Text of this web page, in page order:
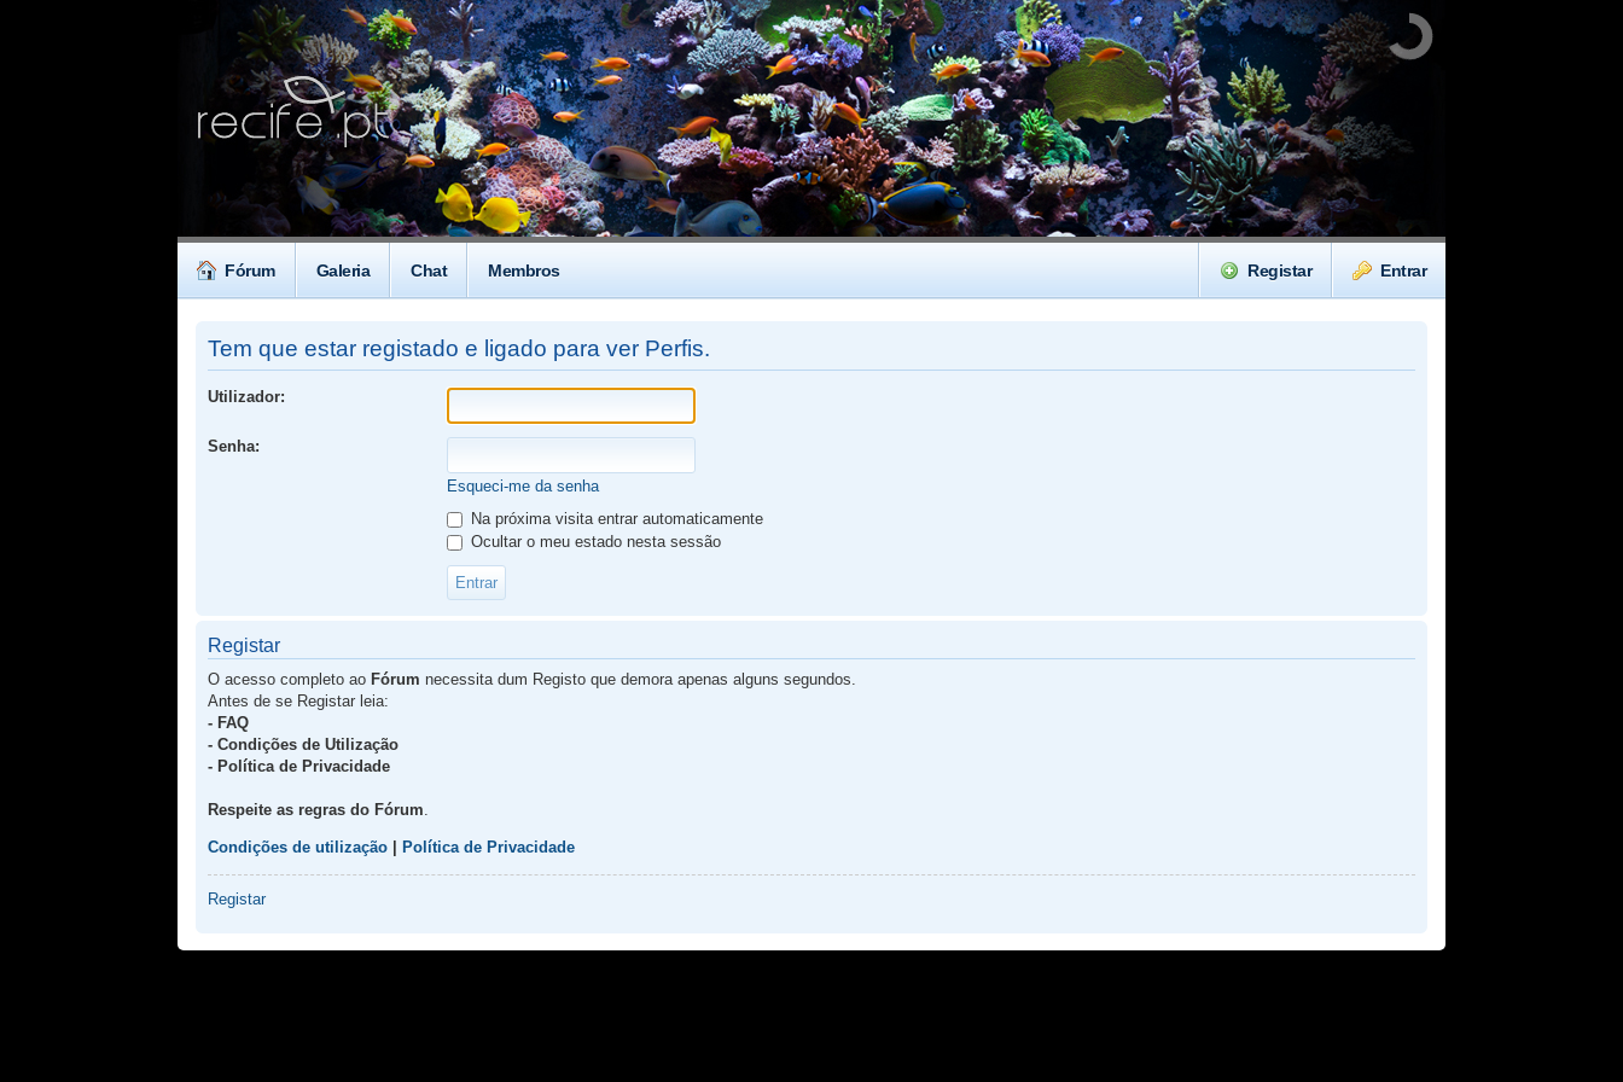
Fórum Galeria Chat Membros Entrar
Registar
Tem que estar registado e ligado para ver Perfis.
Utilizador:
Senha:
Esqueci-me da senha
Na próxima visita entrar automaticamente
Ocultar o meu estado nesta sessão
Registar
O acesso completo ao Fórum necessita dum Registo que demora apenas alguns segundos.
Antes de se Registar leia:
- FAQ
- Condições de Utilização
- Política de Privacidade
Respeite as regras do Fórum
Condições de utilização Política de Privacidade
Registar